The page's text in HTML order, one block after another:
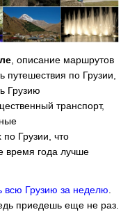
, описание маршрутов
путешествия по Грузии,
Грузию
транспорт,
Грузии, что
время года лучше
всю Грузию за неделю
приедешь еще не раз.